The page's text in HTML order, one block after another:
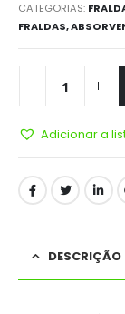
CATEGORIAS:
FRALDAS,
Adicionar a
DESCRIÇÃO